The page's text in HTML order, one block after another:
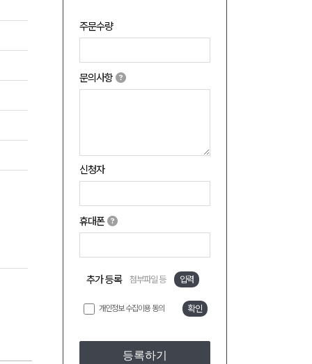
주문수량
문의사항
신청자
휴대폰
추가 등록 첨부파일 등 입력
개인정보 수집이용 동의 확인
등록하기